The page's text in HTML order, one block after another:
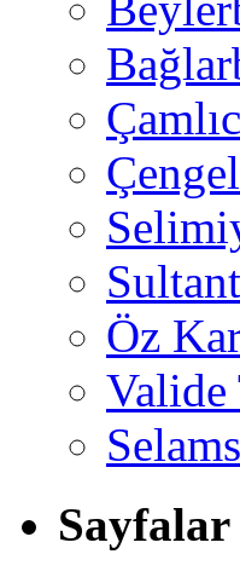
Öz
Valide
Sayfalar